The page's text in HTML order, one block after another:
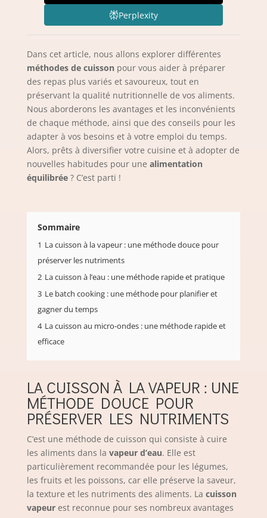
Perplexity
Dans cet article, nous allons explorer différentes
méthodes de cuisson pour vous aider à préparer
des repas plus variés et savoureux, tout en
préservant la qualité nutritionnelle de vos aliments.
Nous aborderons les avantages et les inconvénients
de chaque méthode, ainsi que des conseils pour les
adapter à vos besoins et à votre emploi du temps.
Alors, prêts à diversifier votre cuisine et à adopter de
nouvelles habitudes pour une alimentation
équilibrée? C’est parti !
Sommaire
1 La cuisson à la vapeur : une méthode douce pour
préserver les nutriments
2 La cuisson à l’eau : une méthode rapide et pratique
3 Le batch cooking : une méthode pour planifier et
gagner du temps
4 La cuisson au micro-ondes : une méthode rapide et
efficace
LA CUISSON À LA VAPEUR : UNE
MÉTHODE DOUCE POUR
PRÉSERVER LES NUTRIMENTS
C’est une méthode de cuisson qui consiste à cuire
les aliments dans la vapeur d’eau. Elle est
particulièrement recommandée pour les légumes,
les fruits et les poissons, car elle préserve la saveur,
la texture et les nutriments des aliments. La cuisson
vapeurest reconnue pour ses nombreux avantages